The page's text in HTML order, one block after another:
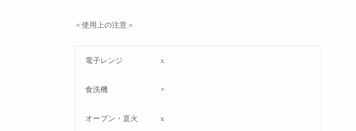
＜使用上の注意＞
電子レンジ x
食洗機 ×
オーブン・直火 x